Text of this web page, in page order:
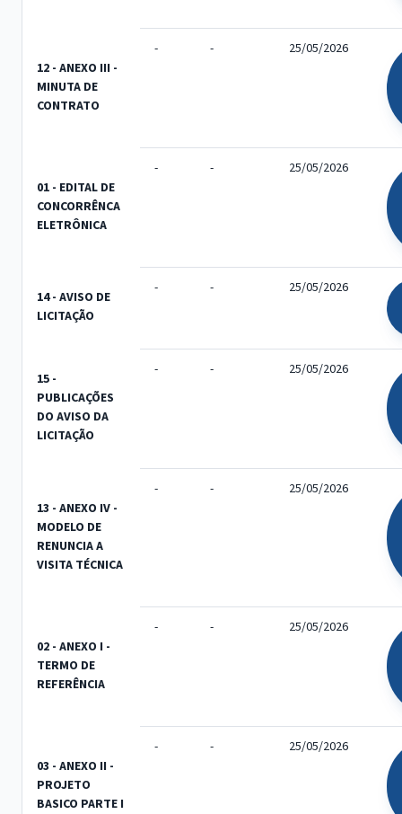
12 - ANEXO III -
MINUTA DE
CONTRATO
- - 25/05/2026
01 - EDITAL DE
CONCORRÊNCA
ELETRÔNICA
- - 25/05/2026
14 - AVISO DE
LICITAÇÃO
- - 25/05/2026
15 -
PUBLICAÇÕES
DO AVISO DA
LICITAÇÃO
- - 25/05/2026
13 - ANEXO IV -
MODELO DE
RENUNCIA A
VISITA TÉCNICA
- - 25/05/2026
02 - ANEXO I -
TERMO DE
REFERÊNCIA
- - 25/05/2026
03 - ANEXO II -
PROJETO
BASICO PARTE I
- - 25/05/2026